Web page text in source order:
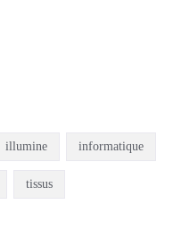
illumine informatique
tissus